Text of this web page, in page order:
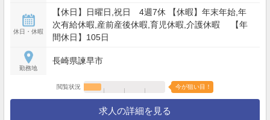
休日・休暇
【休日】日曜日,祝日 4週7休 【休暇】年末年始,年
次有給休暇,産前産後休暇,育児休暇,介護休暇 【年
間休日】105日
勤務地
長崎県諫早市
閲覧状況 今が狙い目！
求人の詳細を見る